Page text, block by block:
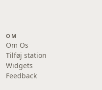
OM
Om Os
Tilføj station
Widgets
Feedback